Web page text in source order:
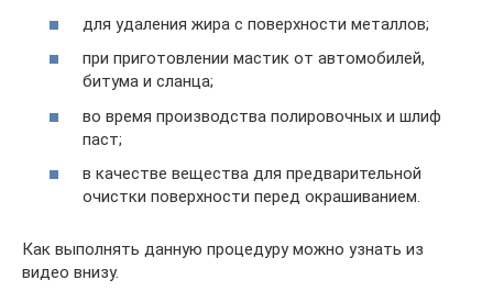
для удаления жира с поверхности металлов;
при приготовлении мастик от автомобилей,
битума и сланца;
во время производства полировочных и шлиф
паст;
в качестве вещества для предварительной
очистки поверхности перед окрашиванием.
Как выполнять данную процедуру можно узнать из
видео внизу.